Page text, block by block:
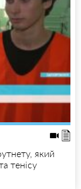
який
тенісу